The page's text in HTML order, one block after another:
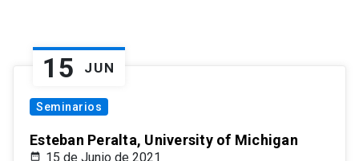
15 JUN
Seminarios
Esteban Peralta, University of Michigan
15 de Junio de 2021